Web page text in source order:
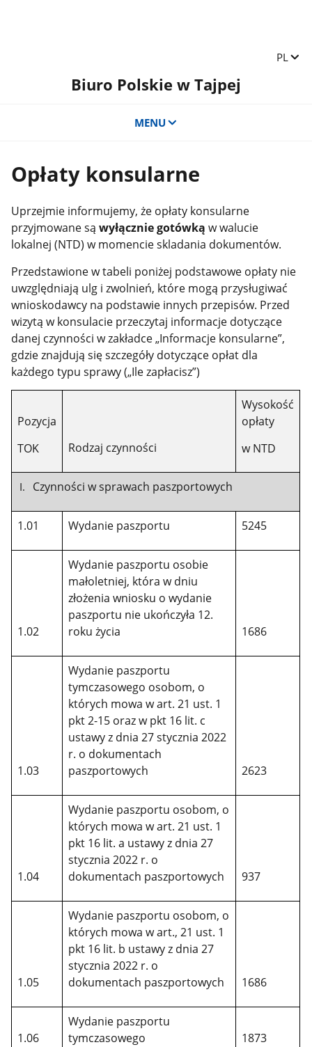
Zmień
PL
Biuro Polskie w Tajpej
MENU
Opłaty konsularne
Uprzejmie informujemy, że opłaty konsularne
przyjmowane sąwyłącznie gotówką w walucie
lokalnej (NTD) w momencie skladania dokumentów.
Przedstawione w tabeli poniżej podstawowe opłaty nie
uwzględniają ulg i zwolnień, które mogą przysługiwać
wnioskodawcy na podstawie innych przepisów. Przed
wizytą w konsulacie przeczytaj informacje dotyczące
danej czynności w zakładce „Informacje konsularne”,
gdzie znajdują się szczegóły dotyczące opłat dla
każdego typu sprawy („Ile zapłacisz”)
Pozycja
TOK
Rodzaj czynności
Wysokość
opłaty
w NTD
Czynności w sprawach paszportowych
1.01 Wydanie paszportu 5245
1.02
Wydanie paszportu osobie
małoletniej, która w dniu
złożenia wniosku o wydanie
paszportu nie ukończyła 12.
roku życia
1686
1.03
Wydanie paszportu
tymczasowego osobom, o
których mowa w art. 21 ust. 1
pkt 2-15 oraz w pkt 16 lit. c
ustawy z dnia 27 stycznia 2022
r. o dokumentach
paszportowych
2623
1.04
Wydanie paszportu osobom, o
których mowa w art. 21 ust. 1
pkt 16 lit. a ustawy z dnia 27
stycznia 2022 r. o
dokumentach paszportowych
937
1.05
Wydanie paszportu osobom, o
których mowa w art., 21 ust. 1
pkt 16 lit. b ustawy z dnia 27
stycznia 2022 r. o
dokumentach paszportowych
1686
1.06
Wydanie paszportu
tymczasowego
1873